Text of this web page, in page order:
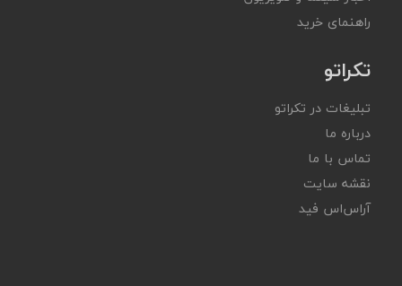
راهنمای خرید
تکراتو
تبلیغات در تکراتو
درباره ما
تماس با ما
نقشه سایت
آر‌اس‌اس فید